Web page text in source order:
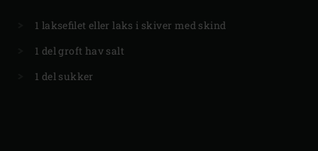
1 laksefilet eller laks i skiver med skind
1 del groft hav salt
1 del sukker